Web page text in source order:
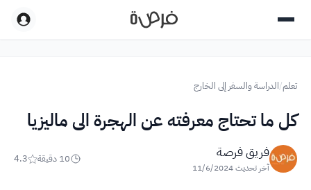
تعلم/الدراسة والسفر إلى الخارج
كل ما تحتاج معرفته عن الهجرة الى ماليزيا
فريق فرصة
آخر تحديث11/6/2024
10 دقيقة 4.3